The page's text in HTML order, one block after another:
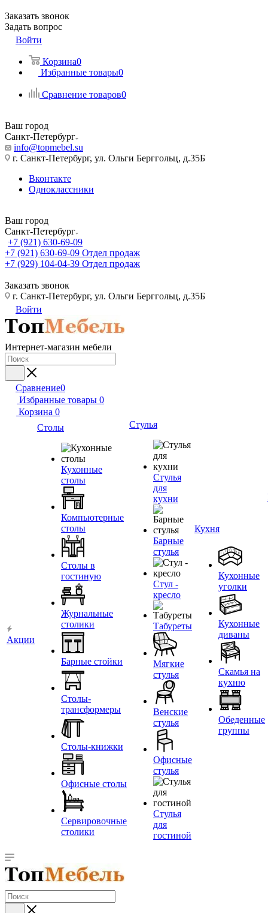
Заказать звонок
Задать вопрос
Войти
Корзина0
Избранные товары0
Сравнение товаров0
Ваш город
Санкт-Петербург
info@topmebel.su
г. Санкт-Петербург, ул. Ольги Берггольц, д.35Б
Вконтакте
Одноклассники
Ваш город
Санкт-Петербург
+7 (921) 630-69-09
+7 (921) 630-69-09 Отдел продаж
+7 (929) 104-04-39 Отдел продаж
Заказать звонок
г. Санкт-Петербург, ул. Ольги Берггольц, д.35Б
Войти
Интернет-магазин мебели
Сравнение0
Избранные товары 0
Корзина 0
Акции
Столы
Кухонные
столы
Компьютерные
столы
Столы в
гостиную
Журнальные
столики
Барные стойки
Столы-
трансформеры
Столы-книжки
Офисные столы
Сервировочные
столики
Стулья
Стулья
для
кухни
Барные
стулья
Стул -
кресло
Табуреты
Мягкие
стулья
Венские
стулья
Офисные
стулья
Стулья
для
гостиной
Кухня
Кухонные
уголки
Кухонные
диваны
Скамья на
кухню
Обеденные
группы